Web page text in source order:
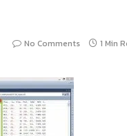
No Comments 1 Min